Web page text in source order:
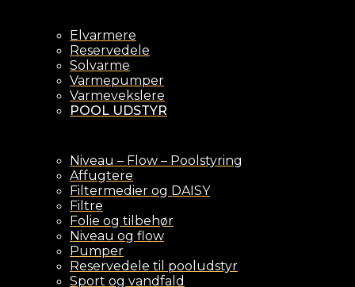
Elvarmere
Reservedele
Solvarme
Varmepumper
Varmevekslere
POOL UDSTYR
Niveau – Flow – Poolstyring
Affugtere
Filtermedier og DAISY
Filtre
Folie og tilbehør
Niveau og flow
Pumper
Reservedele til pooludstyr
Sport og vandfald